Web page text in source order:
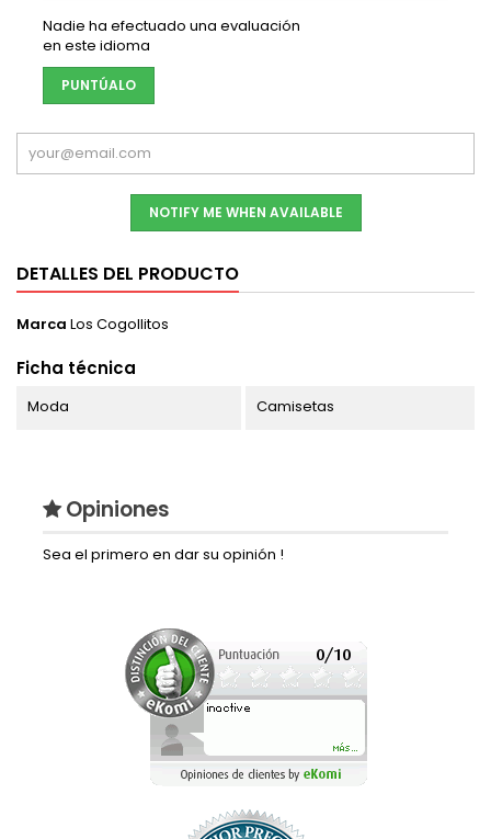
Nadie ha efectuado una evaluación
en este idioma
PUNTÚALO
NOTIFY ME WHEN AVAILABLE
DETALLES DEL PRODUCTO
Marca Los Cogollitos
Ficha técnica
Moda Camisetas
Opiniones
Sea el primero en dar su opinión !